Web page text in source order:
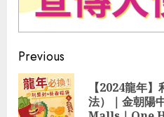
Continue
Reading
Previous
【2024龍年
法）｜金朝陽